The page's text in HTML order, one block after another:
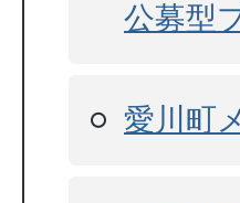
公募型
愛川町